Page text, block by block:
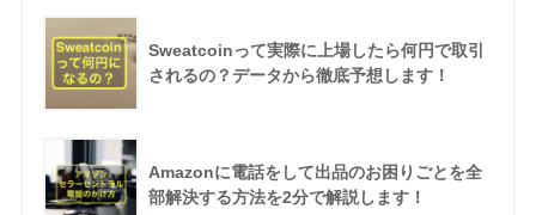
Sweatcoinって実際に上場したら何円で取引
されるの？データから徹底予想します！
Amazonに電話をして出品のお困りごとを全
部解決する方法を2分で解説します！